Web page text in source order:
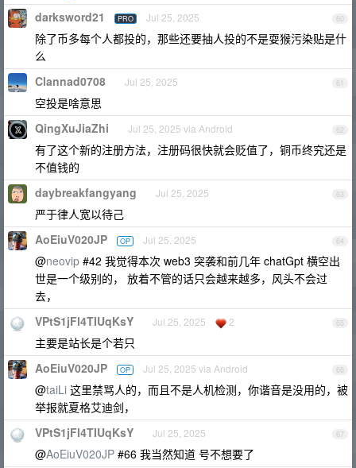
60
darksword21 PRO Jul 25, 2025
除了币多每个人都投的，那些还要抽人投的不是耍猴污染贴是什
么
61
Clannad0708 Jul 25, 2025
空投是啥意思
62
QingXuJiaZhi Jul 25, 2025 via Android
有了这个新的注册方法，注册码很快就会贬值了，铜币终究还是
不值钱的
63
daybreakfangyang Jul 25, 2025
严于律人宽以待己
64
AoEiuV020JP OP Jul 25, 2025
@neovip #42 我觉得本次 web3 突袭和前几年 chatGpt 横空出
世是一个级别的， 放着不管的话只会越来越多，风头不会过
去，
65
VPtS1jFl4TIUqKsY Jul 25, 2025 2
主要是站长是个若只
66
AoEiuV020JP OP Jul 25, 2025 via Android
@taiLi 这里禁骂人的，而且不是人机检测，你谐音是没用的，被
举报就夏格艾迪剑，
67
VPtS1jFl4TIUqKsY Jul 25, 2025
@AoEiuV020JP #66 我当然知道 号不想要了